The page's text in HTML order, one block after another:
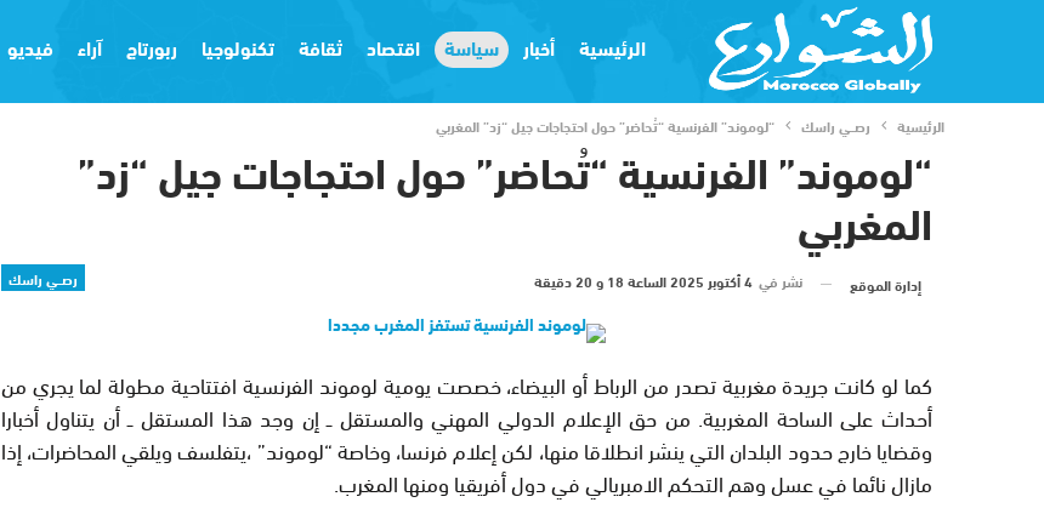
الرئيسية أخبار سياسة اقتصاد ثقافة تكنولوجيا ربورتاج آراء فيديو
الرئيسية رصــي راسك “لوموند” الفرنسية “تُحاضر” حول احتجاجات جيل “زد” المغربي
“لوموند” الفرنسية “تُحاضر” حول احتجاجات جيل “زد”
المغربي
رصــي راسك إدارة الموقع نشر في 4 أكتوبر 2025 الساعة 18 و 20 دقيقة
كما لو كانت جريدة مغربية تصدر من الرباط أو البيضاء، خصصت يومية لوموند الفرنسية افتتاحية مطولة لما يجري من
أحداث على الساحة المغربية. من حق الإعلام الدولي المهني والمستقل ــ إن وجد هذا المستقل ــ أن يتناول أخبارا
وقضايا خارج حدود البلدان التي ينشر انطلاقا منها، لكن إعلام فرنسا، وخاصة “لوموند” ،يتفلسف ويلقي المحاضرات، إذا
مازال نائما في عسل وهم التحكم الامبريالي في دول أفريقيا ومنها المغرب.